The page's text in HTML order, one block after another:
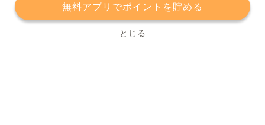
無料アプリでポイントを貯める
とじる
プライバシーポリシー 利用規約
運営会社
サービスに関してのお問い合わせ